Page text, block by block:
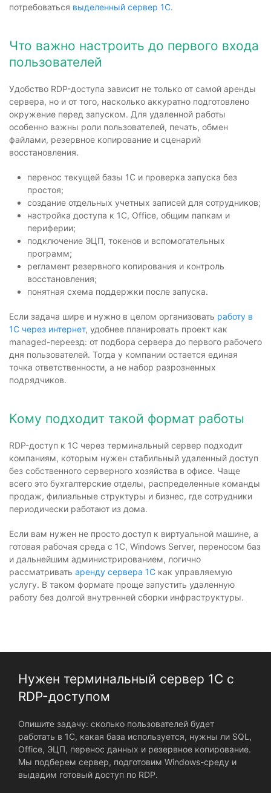
потребоваться выделенный сервер 1С.
Что важно настроить до первого входа
пользователей
Удобство RDP-доступа зависит не только от самой аренды
сервера, но и от того, насколько аккуратно подготовлено
окружение перед запуском. Для удаленной работы
особенно важны роли пользователей, печать, обмен
файлами, резервное копирование и сценарий
восстановления.
перенос текущей базы 1С и проверка запуска без
простоя;
создание отдельных учетных записей для сотрудников;
настройка доступа к 1С, Office, общим папкам и
периферии;
подключение ЭЦП, токенов и вспомогательных
программ;
регламент резервного копирования и контроль
восстановления;
понятная схема поддержки после запуска.
Если задача шире и нужно в целом организовать работу в
1С через интернет, удобнее планировать проект как
managed-переезд: от подбора сервера до первого рабочего
дня пользователей. Тогда у компании остается единая
точка ответственности, а не набор разрозненных
подрядчиков.
Кому подходит такой формат работы
RDP-доступ к 1С через терминальный сервер подходит
компаниям, которым нужен стабильный удаленный доступ
без собственного серверного хозяйства в офисе. Чаще
всего это бухгалтерские отделы, распределенные команды
продаж, филиальные структуры и бизнес, где сотрудники
периодически работают из дома.
Если вам нужен не просто доступ к виртуальной машине, а
готовая рабочая среда с 1С, Windows Server, переносом баз
и дальнейшим администрированием, логично
рассматривать аренду сервера 1С как управляемую
услугу. В таком формате проще запустить удаленную
работу без долгой внутренней сборки инфраструктуры.
Нужен терминальный сервер 1С с
RDP-доступом
Опишите задачу: сколько пользователей будет
работать в 1С, какая база используется, нужны ли SQL,
Office, ЭЦП, перенос данных и резервное копирование.
Мы подберем сервер, подготовим Windows-среду и
выдадим готовый доступ по RDP.